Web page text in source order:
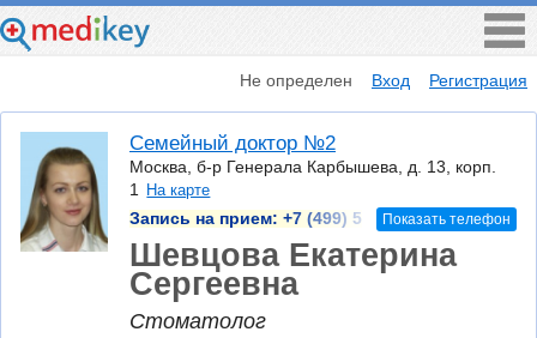
Не определен Вход Регистрация
Семейный доктор №2
Москва, б-р Генерала Карбышева, д. 13, корп.
1
На карте
Запись на прием: +7 (499) 5 Показать телефон
Шевцова Екатерина
Сергеевна
Стоматолог